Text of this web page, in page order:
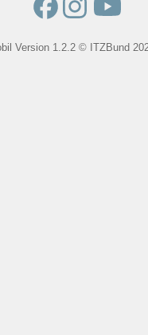
Version 1.2.2 © ITZBund